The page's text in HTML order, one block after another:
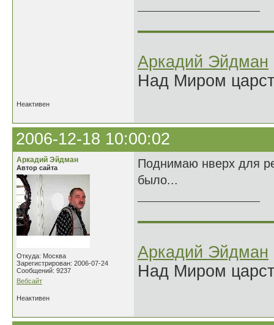
Аркадий Эйдман
Над Миром
Неактивен
2006-12-18 10:00:02
Аркадий Эйдман
Автор сайта
Откуда: Москва
Зарегистрирован: 2006-07-24
Сообщений: 9237
Вебсайт
Поднимаю нверх для
было...
Аркадий Эйдман
Над Миром
Неактивен